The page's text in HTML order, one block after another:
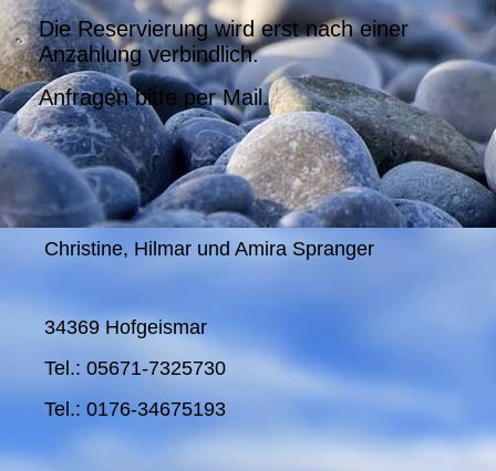
Die Reservierung wird erst nach einer
Anzahlung verbindlich.
Anfragen bitte per Mail.
Christine, Hilmar und Amira Spranger
34369 Hofgeismar
Tel.: 05671-7325730
Tel.: 0176-34675193